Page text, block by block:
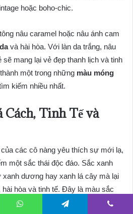
hoặc boho-chic.
nâu caramel hoặc nâu ánh cam
và hài hòa. Với làn da trắng, nâu
sẽ mang lại vẻ đẹp thanh lịch và tinh
một trong những màu móng
kiếm nhiều nhất.
Cách, Tinh Tế và
các cô nàng yêu thích sự mới lạ,
một sắc thái độc đáo. Sắc xanh
xanh dương hay xanh lá cây mà lại
hòa và tinh tế. Đây là màu sắc
mùa thu đông, đặc biệt là khi bạn